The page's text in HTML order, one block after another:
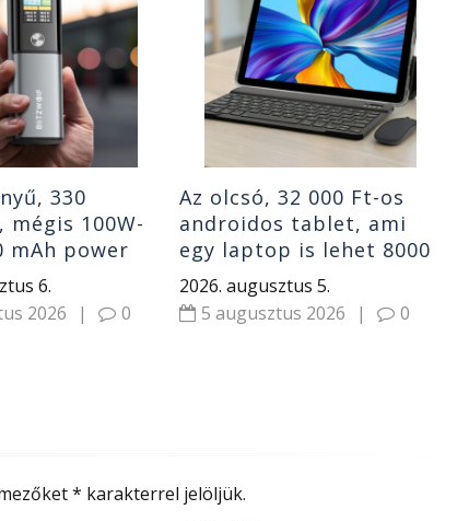
330
mégis 100W-
mAh power
BW-P23
6.
2026
| 0
Az olcsó, 32 000 Ft-os
androidos tablet, ami
egy laptop is lehet 8000
mAh akkuval
2026. augusztus 5.
5 augusztus 2026
| 0
* karakterrel jelöljük.